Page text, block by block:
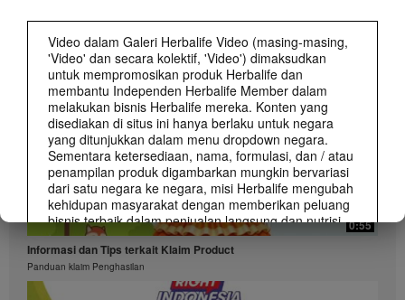
Video dalam Galeri Herbalife Video (masing-masing,
'Video' dan secara kolektif, 'Video') dimaksudkan
untuk mempromosikan produk Herbalife dan
membantu Independen Herbalife Member dalam
melakukan bisnis Herbalife mereka. Konten yang
disediakan di situs ini hanya berlaku untuk negara
yang ditunjukkan dalam menu dropdown negara.
Sementara ketersediaan, nama, formulasi, dan / atau
penampilan produk digambarkan mungkin bervariasi
dari satu negara ke negara, misi Herbalife mengubah
kehidupan masyarakat dengan memberikan peluang
bisnis terbaik dalam penjualan langsung dan nutrisi
dan berat-manajemen produk terbaik yang berlaku di
mana-mana.
Video dapat mencakup volume penjualan atau
pendapatan pengalaman berbagai Independen
Herbalife
0:55
Informasi dan Tips terkait Klaim Product
Panduan klaim Penghasilan